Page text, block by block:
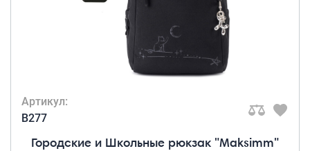
Артикул:
B277
Городские и Школьные рюкзак "Maksimm"